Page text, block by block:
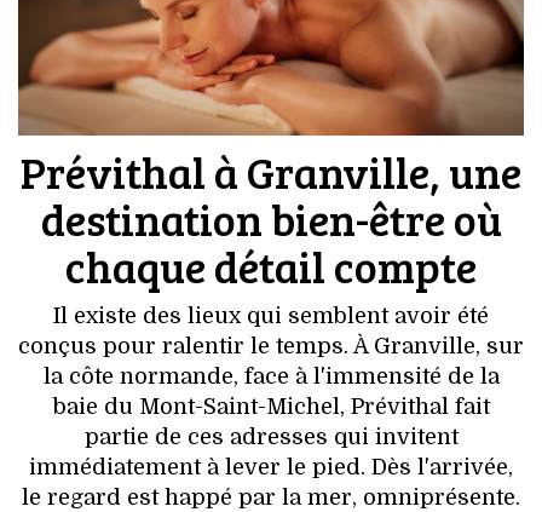
Prévithal à Granville, une
destination bien-être où
chaque détail compte
Il existe des lieux qui semblent avoir été
conçus pour ralentir le temps. À Granville, sur
la côte normande, face à l'immensité de la
baie du Mont-Saint-Michel, Prévithal fait
partie de ces adresses qui invitent
immédiatement à lever le pied. Dès l'arrivée,
le regard est happé par la mer, omniprésente.